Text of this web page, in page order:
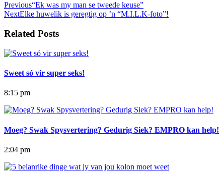
Previous“Ek was my man se tweede keuse”
NextElke huwelik is geregtig op ’n “M.I.L.K-foto”!
Related Posts
Sweet só vir super seks!
8:15 pm
Moeg? Swak Spysvertering? Gedurig Siek? EMPRO kan help!
2:04 pm